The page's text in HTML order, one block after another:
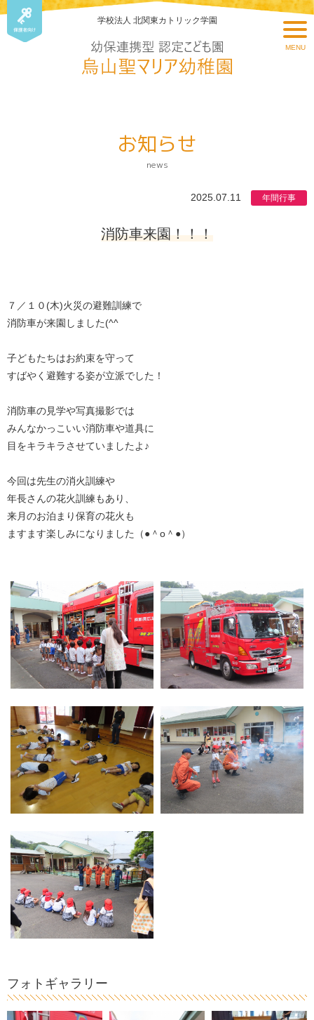
学校法人 北関東カトリック学園
MENU
お知らせ
news
2025.07.11 年間行事
消防車来園！！！
７／１０(木)火災の避難訓練で
消防車が来園しました(^^ゞ
子どもたちはお約束を守って
すばやく避難する姿が立派でした！
消防車の見学や写真撮影では
みんなかっこいい消防車や道具に
目をキラキラさせていましたよ♪
今回は先生の消火訓練や
年長さんの花火訓練もあり、
来月のお泊まり保育の花火も
ますます楽しみになりました（●＾o＾●）
フォトギャラリー